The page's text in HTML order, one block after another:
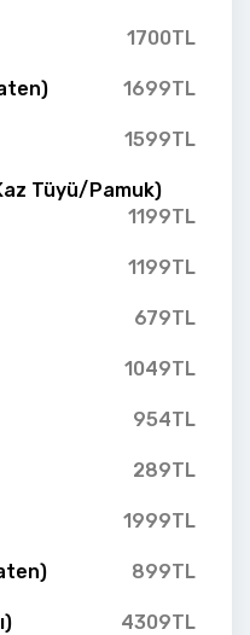
1700TL
1699TL
1599TL
Tüyü/Pamuk)
1199TL
1199TL
679TL
1049TL
954TL
289TL
1999TL
899TL
4309TL